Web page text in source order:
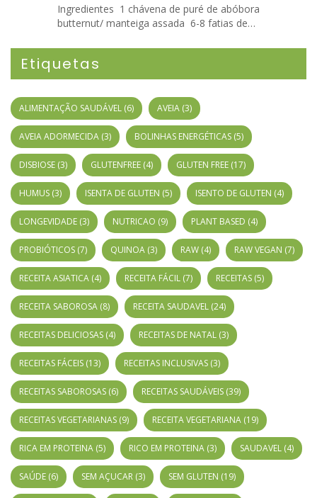
Ingredientes 1 chávena de puré de abóbora
butternut/ manteiga assada 6-8 fatias de…
Etiquetas
ALIMENTAÇÃO SAUDÁVEL (6) AVEIA (3)
AVEIA ADORMECIDA (3) BOLINHAS ENERGÉTICAS (5)
DISBIOSE (3) GLUTENFREE (4) GLUTEN FREE (17)
HUMUS (3) ISENTA DE GLUTEN (5) ISENTO DE GLUTEN (4)
LONGEVIDADE (3) NUTRICAO (9) PLANT BASED (4)
PROBIÓTICOS (7) QUINOA (3) RAW (4) RAW VEGAN (7)
RECEITA ASIATICA (4) RECEITA FÁCIL (7) RECEITAS (5)
RECEITA SABOROSA (8) RECEITA SAUDAVEL (24)
RECEITAS DELICIOSAS (4) RECEITAS DE NATAL (3)
RECEITAS FÁCEIS (13) RECEITAS INCLUSIVAS (3)
RECEITAS SABOROSAS (6) RECEITAS SAUDÁVEIS (39)
RECEITAS VEGETARIANAS (9) RECEITA VEGETARIANA (19)
RICA EM PROTEINA (5) RICO EM PROTEINA (3) SAUDAVEL (4)
SAÚDE (6) SEM AÇUCAR (3) SEM GLUTEN (19)